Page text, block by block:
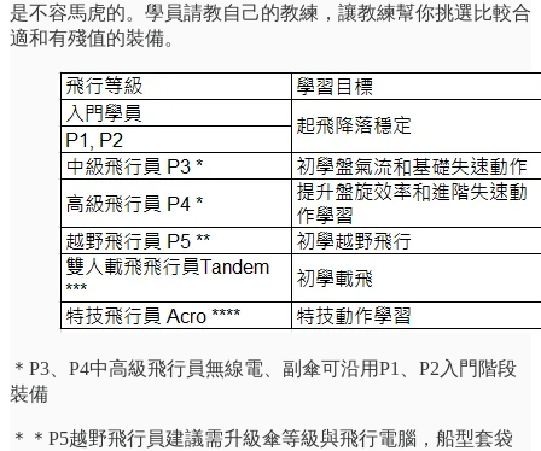
是不容馬虎的。學員請教自己的教練，讓教練幫你挑選比較合
適和有殘值的裝備。
＊P3、P4中高級飛行員無線電、副傘可沿用P1、P2入門階段
裝備
＊＊P5越野飛行員建議需升級傘等級與飛行電腦，船型套袋